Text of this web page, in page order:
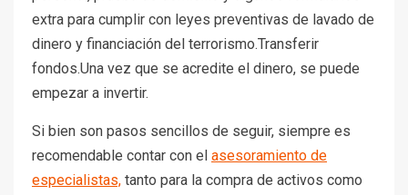
extra para cumplir con leyes preventivas de lavado de
dinero y financiación del terrorismo.Transferir
fondos.Una vez que se acredite el dinero, se puede
empezar a invertir.
Si bien son pasos sencillos de seguir, siempre es
recomendable contar con el asesoramiento de
especialistas, tanto para la compra de activos como